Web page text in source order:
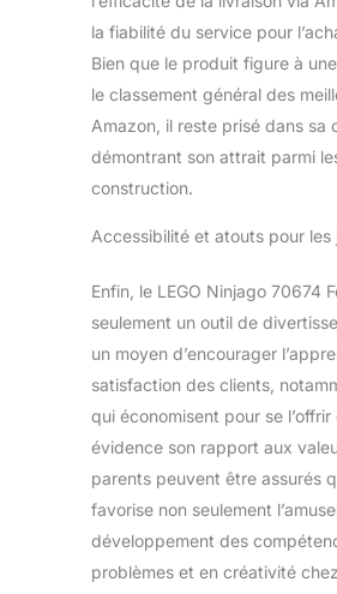
et la
Un
cm
la fiabilité du service pour
Bien que le produit figure à
le classement général des
Amazon, il reste prisé dans sa
démontrant son attrait parmi
construction.
Accessibilité et atouts pour
Enfin, le LEGO Ninjago 70674
seulement un outil de
un moyen d’encourager
satisfaction des clients,
qui économisent pour se
évidence son rapport aux
parents peuvent être assurés
favorise non seulement
développement des
problèmes et en créativité